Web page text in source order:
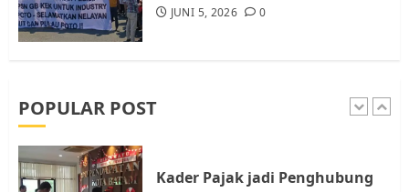
JUNI 5, 2026 0
POPULAR POST
1
Kader Pajak jadi Penghubung